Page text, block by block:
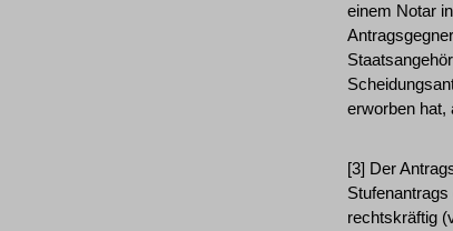
einem Notar
erworben hat,
[3] Der
rechtskräftig